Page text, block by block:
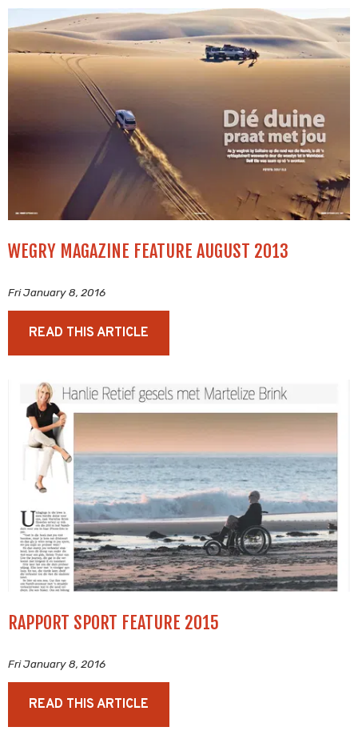
WEGRY MAGAZINE FEATURE AUGUST 2013
Fri January 8, 2016
READ THIS ARTICLE
RAPPORT SPORT FEATURE 2015
Fri January 8, 2016
READ THIS ARTICLE